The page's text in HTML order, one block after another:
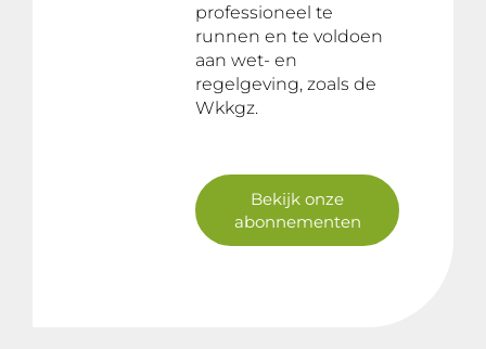
professioneel te
runnen en te voldoen
aan wet- en
regelgeving, zoals de
Wkkgz.
Bekijk onze
abonnementen